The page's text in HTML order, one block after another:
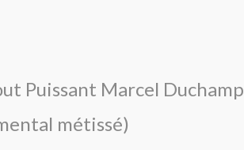
Puissant Marcel Duchamp
métissé)